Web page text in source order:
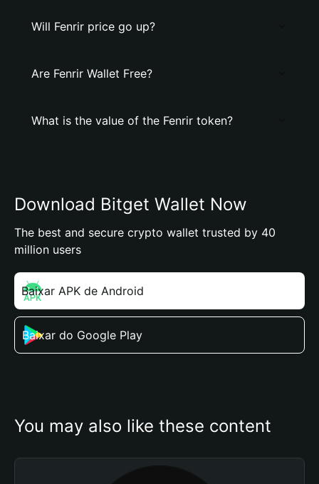
Will Fenrir price go up?
Are Fenrir Wallet Free?
What is the value of the Fenrir token?
Download Bitget Wallet Now
The best and secure crypto wallet trusted by 40
million users
Baixar APK de Android
Baixar do Google Play
You may also like these content